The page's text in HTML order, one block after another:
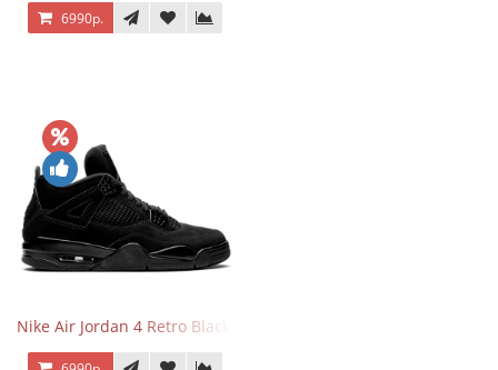
6990р.
Nike Air Jordan 4 Retro Black Cat